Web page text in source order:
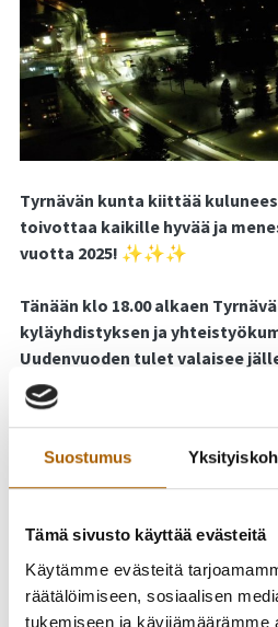
Suostumus
Tämä sivusto käyttää evästeitä
Käytämme evästeitä
räätälöimiseen, sosiaalisen
tukemiseen ja kävijämäärämme
Tyrnävän kunta kiittää
toivottaa kaikille hyvää ja
vuotta 2025! ✨✨✨
Tänään klo 18.00 alkaen
kyläyhdistyksen ja
Uudenvuoden tulet valaisee
kuntakeskuksen.
https://fb.me/e/8e85Avyyk
kirkonkylän kyläyhdistys sytyttää
uudenvuodenaattona 31.12.2024
maanteiden varsille Tyrnävän
valaisevat ajoväylien varsia